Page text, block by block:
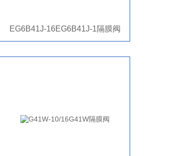
EG6B41J-16EG6B41J-1隔膜阀